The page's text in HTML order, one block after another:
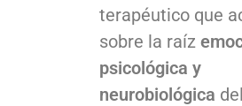
terapéutico que
sobre la raíz
psicológica y
neurobiológica del